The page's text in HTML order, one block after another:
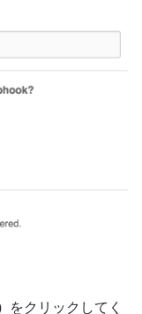
をクリックしてく